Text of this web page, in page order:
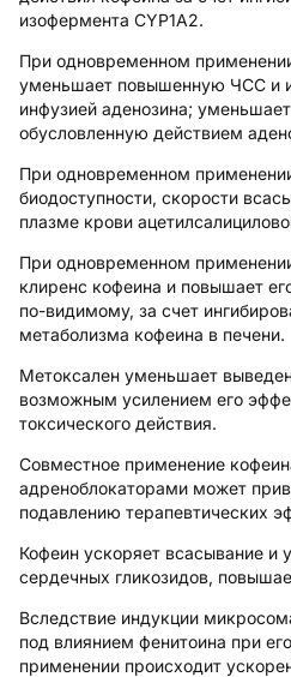
изофермента CYP1A2.
При одновременном
уменьшает повышенную ЧСС и
инфузией аденозина;
обусловленную действием
При одновременном
биодоступности, скорости
плазме крови
При одновременном
клиренс кофеина и повышает
по-видимому, за счет
метаболизма кофеина в печени.
Метоксален уменьшает
возможным усилением его
токсического действия.
Совместное применение
адреноблокаторами может
подавлению терапевтических
Кофеин ускоряет всасывание и
сердечных гликозидов,
Вследствие индукции
под влиянием фенитоина при
применении происходит